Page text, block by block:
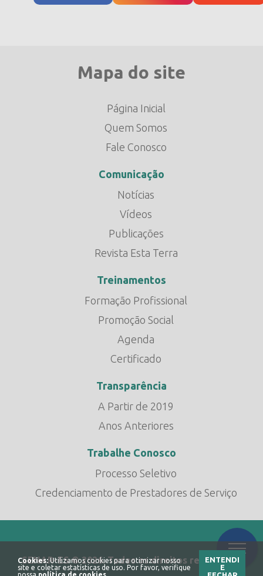
Cookies:Utilizamos cookies para otimizar nosso
site e coletar estatísticas de uso. Por favor, verifique
nossa política de cookies
ENTENDI
E
Mapa do site
Página Inicial
Quem Somos
Fale Conosco
Comunicação
Notícias
Vídeos
Publicações
Revista Esta Terra
Treinamentos
Formação Profissional
Promoção Social
Agenda
Certificado
Transparência
A Partir de 2019
Anos Anteriores
Trabalhe Conosco
Processo Seletivo
Credenciamento de Prestadores de Serviço
SENAR-ES © 2026. Todos os direitos reservados